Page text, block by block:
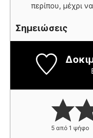
περίπου, μέχρι
Σημειώσεις
5 από 1 ψήφο